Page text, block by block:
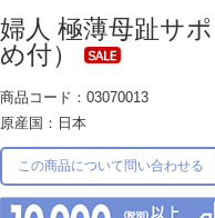
婦人 極薄母趾サ
め付）
商品コード：03070013
原産国：日本
この商品について問い合わせる